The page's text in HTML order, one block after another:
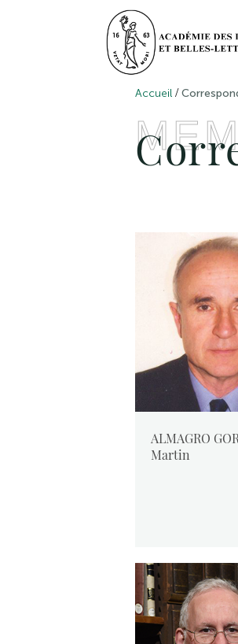
Accueil /
ALMAGRO
Martin